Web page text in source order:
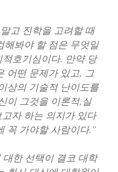
고 진학을 고려할 때
해봐야 할 점은 무엇일
적호기심이다. 만약 당
어떤 문제가 있고, 그
상의 기술적 난이도를
이 그것을 이론적,실
자 하는 의지가 있다
꼭 가야할 사람이다.”
한 선택이 결코 대학